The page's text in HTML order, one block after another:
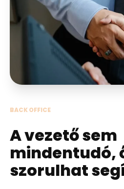
BACK OFFICE
A vezető sem
mindentudó,
szorulhat